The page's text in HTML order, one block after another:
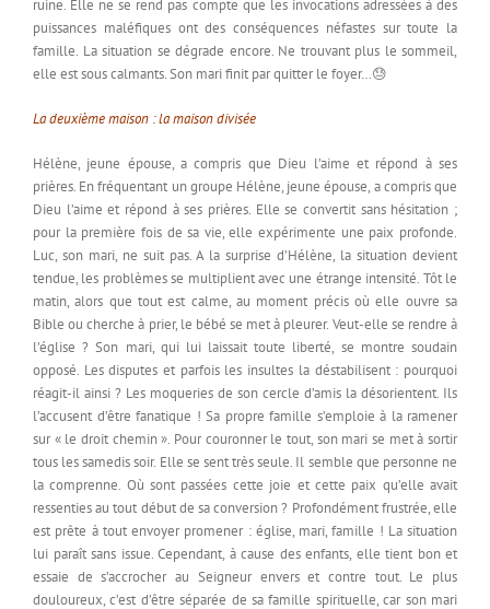
ruine. Elle ne se rend pas compte que les invocations adressées à des
puissances maléfiques ont des conséquences néfastes sur toute la
famille. La situation se dégrade encore. Ne trouvant plus le sommeil,
elle est sous calmants. Son mari finit par quitter le foyer…😓
La deuxième maison : la maison divisée
Hélène, jeune épouse, a compris que Dieu l’aime et répond à ses
prières. En fréquentant un groupe Hélène, jeune épouse, a compris que
Dieu l’aime et répond à ses prières. Elle se convertit sans hésitation ;
pour la première fois de sa vie, elle expérimente une paix profonde.
Luc, son mari, ne suit pas. A la surprise d’Hélène, la situation devient
tendue, les problèmes se multiplient avec une étrange intensité. Tôt le
matin, alors que tout est calme, au moment précis où elle ouvre sa
Bible ou cherche à prier, le bébé se met à pleurer. Veut-elle se rendre à
l’église ? Son mari, qui lui laissait toute liberté, se montre soudain
opposé. Les disputes et parfois les insultes la déstabilisent : pourquoi
réagit-il ainsi ? Les moqueries de son cercle d’amis la désorientent. Ils
l’accusent d’être fanatique ! Sa propre famille s’emploie à la ramener
sur « le droit chemin ». Pour couronner le tout, son mari se met à sortir
tous les samedis soir. Elle se sent très seule. Il semble que personne ne
la comprenne. Où sont passées cette joie et cette paix qu’elle avait
ressenties au tout début de sa conversion ? Profondément frustrée, elle
est prête à tout envoyer promener : église, mari, famille ! La situation
lui paraît sans issue. Cependant, à cause des enfants, elle tient bon et
essaie de s’accrocher au Seigneur envers et contre tout. Le plus
douloureux, c’est d’être séparée de sa famille spirituelle, car son mari